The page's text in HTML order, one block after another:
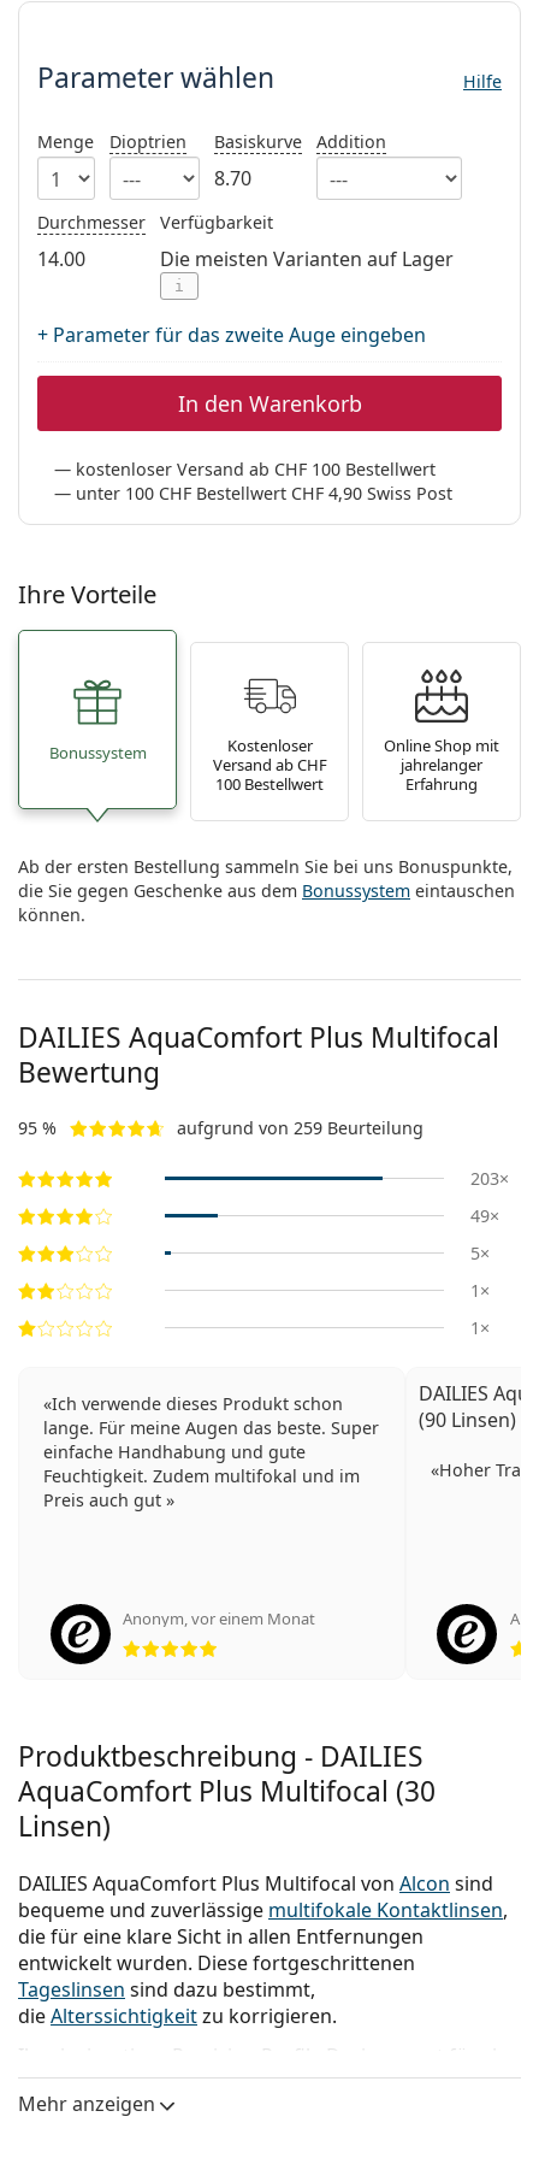
Prada
Alle Marken
Parameter wählen
Parameter wählen Hilfe
Menge Dioptrien Basiskurve
8.70
Addition
Durchmesser
14.00
Verfügbarkeit
Die meisten Varianten auf Lager
i
+ Parameter für das zweite Auge eingeben
In den Warenkorb
kostenloser Versand ab CHF 100 Bestellwert
unter 100 CHF Bestellwert CHF 4,90 Swiss Post
Ihre Vorteile
Bonussystem
Kostenloser
Versand ab CHF
100 Bestellwert
Online Shop mit
jahrelanger
Erfahrung
Ab der ersten Bestellung sammeln Sie bei uns Bonuspunkte,
die Sie gegen Geschenke aus dem Bonussystem eintauschen
können.
DAILIES AquaComfort Plus Multifocal
Bewertung
95 % aufgrund von 259 Beurteilung
203×
49×
5×
1×
1×
Ich verwende dieses Produkt schon
lange. Für meine Augen das beste. Super
einfache Handhabung und gute
Feuchtigkeit. Zudem multifokal und im
Preis auch gut
Anonym vor einem Monat
DAILIES
(90 Linsen)
Hoher
Produktbeschreibung - DAILIES
AquaComfort Plus Multifocal (30
Linsen)
DAILIES AquaComfort Plus Multifocal von Alcon sind
bequeme und zuverlässige multifokale Kontaktlinsen,
die für eine klare Sicht in allen Entfernungen
entwickelt wurden. Diese fortgeschrittenen
Tageslinsen sind dazu bestimmt,
dieAlterssichtigkeitzu korrigieren.
Ihr einzigartiges Precision Profile Design sorgt für eine
sanfte Abstufung des Leistungsgrades für klares,
ununterbrochenes Sehen in der Nähe, im
Mehr anzeigen